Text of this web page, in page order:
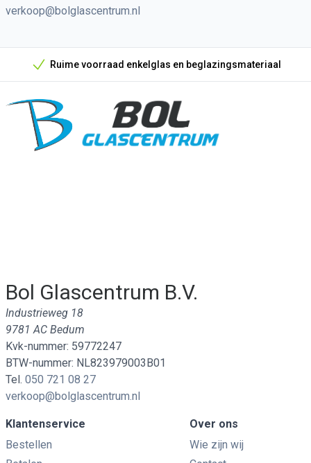
verkoop@bolglascentrum.nl
Onze unieke verkoopargumenten
Ruime voorraad enkelglas en beglazingsmateriaal
Bol Glascentrum B.V.
Industrieweg 18
9781 AC Bedum
Kvk-nummer: 59772247
BTW-nummer: NL823979003B01
Tel. 050 721 08 27
verkoop@bolglascentrum.nl
Klantenservice
Bestellen
Over ons
Wie zijn wij